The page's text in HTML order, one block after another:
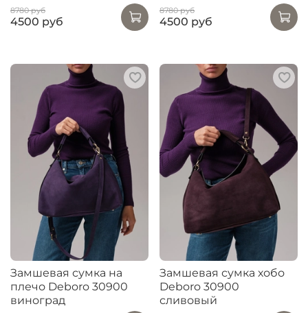
8780 руб
4500 руб
8780 руб
4500 руб
Замшевая сумка на
плечо Deboro 30900
виноград
Замшевая сумка хобо
Deboro 30900
сливовый